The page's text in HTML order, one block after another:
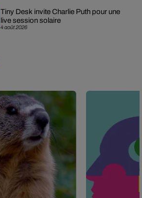
4 août 2026
Tiny Desk invite Charlie Puth pour une
live session solaire